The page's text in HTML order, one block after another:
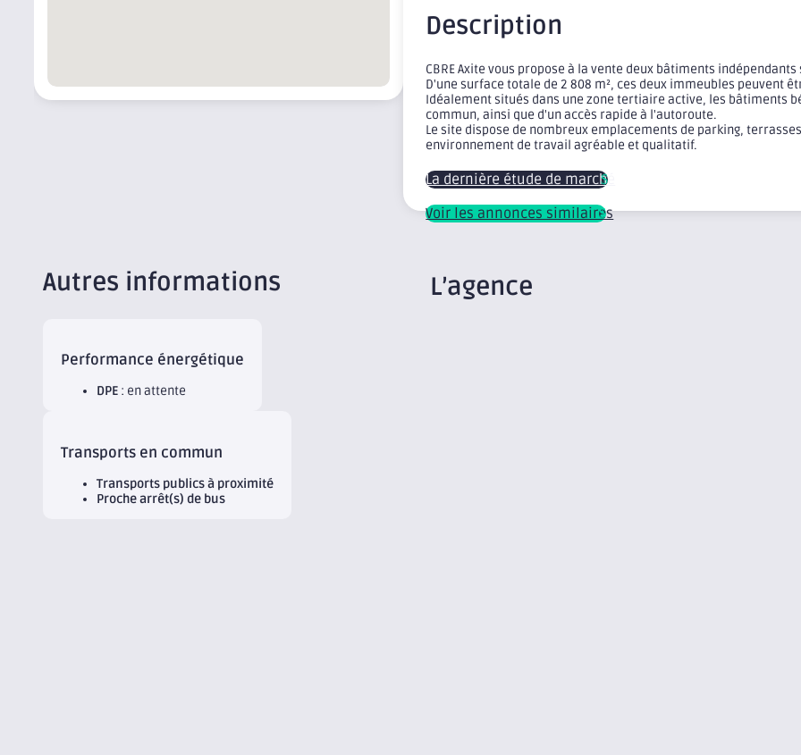
Description
CBRE Axite vous propose à la vente deux bâtiments
D'une surface totale de 2 808 m², ces deux immeubles peuvent
Idéalement situés dans une zone tertiaire active, les bâtiments
commun, ainsi que d'un accès rapide à l'autoroute.
Le site dispose de nombreux emplacements de parking,
environnement de travail agréable et qualitatif.
La dernière étude de marché
Voir les annonces similaires
Autres informations
Performance énergétique
DPE : en attente
Transports en commun
Transports publics à proximité
Proche arrêt(s) de bus
L’agence